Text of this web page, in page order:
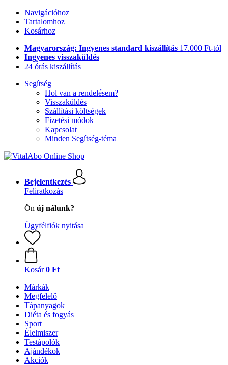
Navigációhoz
Tartalomhoz
Kosárhoz
Magyarország: Ingyenes standard kiszállítás 17.000 Ft-tól
Ingyenes visszaküldés
24 órás kiszállítás
Segítség
Hol van a rendelésem?
Visszaküldés
Szállítási költségek
Fizetési módok
Kapcsolat
Minden Segítség-téma
Bejelentkezés
Feliratkozás
Ön új nálunk?
Ügyfélfiók nyitása
Kosár 0 Ft
Márkák
Megfelelő
Tápanyagok
Diéta és fogyás
Sport
Élelmiszer
Testápolók
Ajándékok
Akciók